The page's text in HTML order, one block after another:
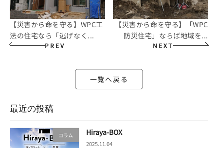
【災害から命を守る】WPC工
法の住宅なら「逃げなく...
PREV
【災害から命を守る】「WPC
防災住宅」ならば地域を...
NEXT
一覧へ戻る
最近の投稿
コラム Hiraya-BOX
2025.11.04